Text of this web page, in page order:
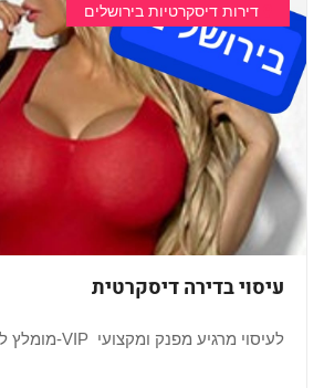
דירות דיסקרטיות בירושלים
עיסוי בדירה דיסקרטית
לעיסוי מרגיע מפנק ומקצועי VIP-מומלץ לחלוטין...